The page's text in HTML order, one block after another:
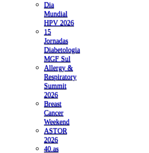
Dia
Mundial
HPV 2026
15
Jornadas
Diabetologia
MGF Sul
Allergy &
Respiratory
Summit
2026
Breast
Cancer
Weekend
ASTOR
2026
40.as